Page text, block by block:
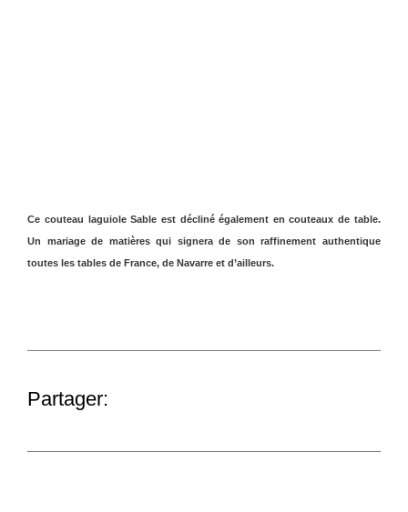
Ce couteau laguiole Sable est décliné également encouteaux de table.
Un mariage de matières qui signera de son raffinement authentique
toutes les tables de France, de Navarre et d’ailleurs.
Partager: